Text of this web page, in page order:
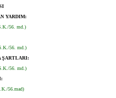
YARDIM:
56. md.)
56. md.)
ŞARTLARI:
56. md.)
56.mad)